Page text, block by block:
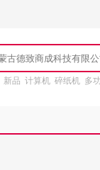
新品 计算机 碎纸机 多